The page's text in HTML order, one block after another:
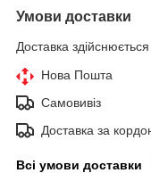
Умови доставки
Доставка
Нова Пошта
Самовивіз
Доставка за
Всі умови доставки